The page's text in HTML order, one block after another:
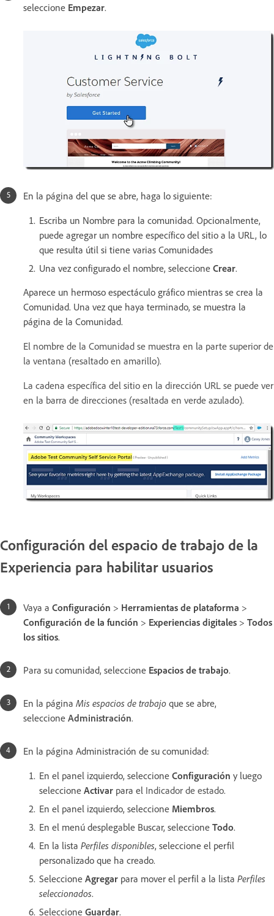
seleccione Empezar.
En la página del que se abre, haga lo siguiente:
Escriba un Nombre para la comunidad. Opcionalmente,
puede agregar un nombre específico del sitio a la URL, lo
que resulta útil si tiene varias Comunidades
Una vez configurado el nombre, seleccione Crear.
Aparece un hermoso espectáculo gráfico mientras se crea la
Comunidad. Una vez que haya terminado, se muestra la
página de la Comunidad.
El nombre de la Comunidad se muestra en la parte superior de
la ventana (resaltado en amarillo).
La cadena específica del sitio en la dirección URL se puede ver
en la barra de direcciones (resaltada en verde azulado).
Configuración del espacio de trabajo de la
Experiencia para habilitar usuarios
Vaya a Configuración > Herramientas de plataforma >
Configuración de la función > Experiencias digitales > Todos
los sitios.
Para su comunidad, seleccione Espacios de trabajo.
En la página Mis espacios de trabajo que se abre,
seleccione Administración.
En la página Administración de su comunidad:
En el panel izquierdo, seleccione Configuración y luego
seleccione Activar para el Indicador de estado.
En el panel izquierdo, seleccione Miembros.
En el menú desplegable Buscar, seleccione Todo.
En la lista Perfiles disponibles, seleccione el perfil
personalizado que ha creado.
Seleccione Agregar para mover el perfil a la lista Perfiles
seleccionados.
Seleccione Guardar.